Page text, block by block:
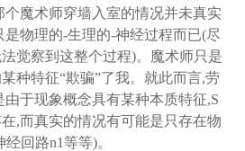
魔术师穿墙入室的情况并未真实
物理的-生理的-神经过程而已(尽
觉察到这整个过程)。魔术师只是
种特征“欺骗”了我。就此而言,劳
于现象概念具有某种本质特征,S
,而真实的情况有可能是只存在物
回路n1等等)。